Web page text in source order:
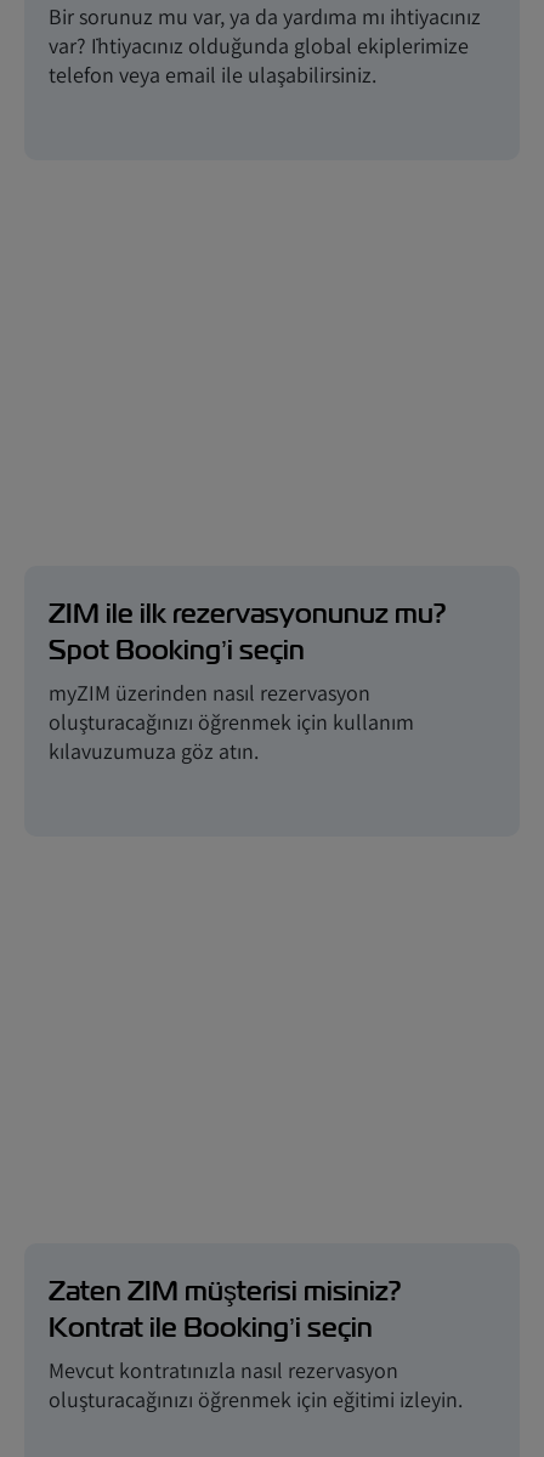
Bir sorunuz mu var, ya da yardıma mı ihtiyacınız
var? İhtiyacınız olduğunda global ekiplerimize
telefon veya email ile ulaşabilirsiniz.
ZIM ile ilk rezervasyonunuz mu?
Spot Booking’i seçin
myZIM üzerinden nasıl rezervasyon
oluşturacağınızı öğrenmek için kullanım
kılavuzumuza göz atın.
Zaten ZIM müşterisi misiniz?
Kontrat ile Booking’i seçin
Mevcut kontratınızla nasıl rezervasyon
oluşturacağınızı öğrenmek için eğitimi izleyin.